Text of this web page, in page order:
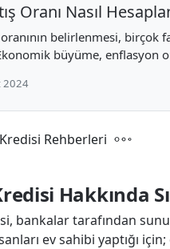
Oranı Nasıl
oranının belirlenmesi, birçok
büyüme, enflasyon
2024
Rehberleri
Hakkında
bankalar tarafından
ev sahibi yaptığı